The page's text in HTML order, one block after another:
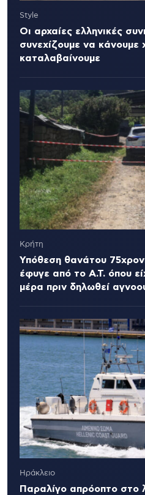
Style
Οι αρχαίες ελληνικές
συνεχίζουμε να κάνουμε
καταλαβαίνουμε
Κρήτη
Υπόθεση θανάτου
έφυγε από το Α.Τ. όπου
μέρα πριν δηλωθεί
Ηράκλειο
Παραλίγο απρόοπτο στο